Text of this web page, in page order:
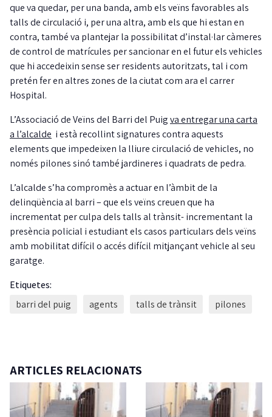
que va quedar, per una banda, amb els veïns favorables als
talls de circulació i, per una altra, amb els que hi estan en
contra, també va plantejar la possibilitat d’instal·lar càmeres
de control de matrícules per sancionar en el futur els vehicles
que hi accedeixin sense ser residents autoritzats, tal i com
pretén fer en altres zones de la ciutat com ara el carrer
Hospital.
L’Associació de Veïns del Barri del Puigva entregar una carta
a l’alcalde i està recollint signatures contra aquests
elements que impedeixen la lliure circulació de vehicles, no
només pilones sinó també jardineres i quadrats de pedra.
L’alcalde s’ha compromès a actuar en l’àmbit de la
delinqüència al barri – que els veïns creuen que ha
incrementat per culpa dels talls al trànsit- incrementant la
presència policial i estudiant els casos particulars dels veïns
amb mobilitat difícil o accés difícil mitjançant vehicle al seu
garatge.
Etiquetes:
barri del puig
agents talls de trànsit pilones
ARTICLES RELACIONATS